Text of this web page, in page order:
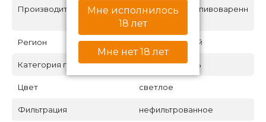
Производитель
Бочкаревский пивоваренн
ый завод
Регион Алтайский край
Категория пива пшеничный эль
Цвет светлое
Фильтрация нефильтрованное
Мне исполнилось
18 лет
Мне нет 18 лет